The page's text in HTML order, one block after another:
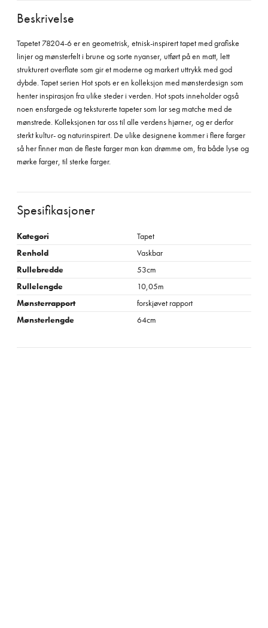
Beskrivelse
Tapetet 78204-6 er en geometrisk, etnisk-inspirert tapet med grafiske
linjer og mønsterfelt i brune og sorte nyanser, utført på en matt, lett
strukturert overflate som gir et moderne og markert uttrykk med god
dybde. Tapet serien Hot spots er en kolleksjon med mønsterdesign som
henter inspirasjon fra ulike steder i verden. Hot spots inneholder også
noen ensfargede og teksturerte tapeter som lar seg matche med de
mønstrede. Kolleksjonen tar oss til alle verdens hjørner, og er derfor
sterkt kultur- og naturinspirert. De ulike designene kommer i flere farger
så her finner man de fleste farger man kan drømme om, fra både lyse og
mørke farger, til sterke farger.
Spesifikasjoner
Kategori
Tapet
Renhold
Vaskbar
Rullebredde
53cm
Rullelengde
10,05m
Mønsterrapport
forskjøvet rapport
Mønsterlengde
64cm